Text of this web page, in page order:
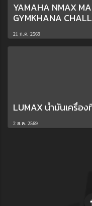
YAMAHA NMAX
GYMKHANA
21 ก.ค. 2569
LUMAX น้ำมันเครื่อ
2 ส.ค. 2569